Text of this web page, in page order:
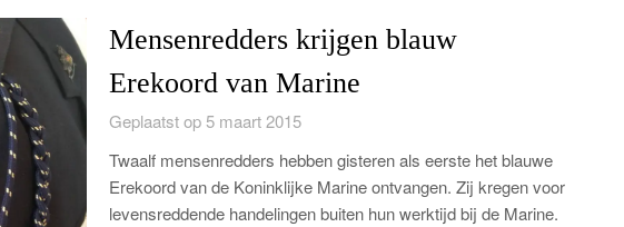
Mensenredders krijgen blauw
Erekoord van Marine
Geplaatst op 5 maart 2015
Twaalf mensenredders hebben gisteren als eerste het blauwe
Erekoord van de Koninklijke Marine ontvangen. Zij kregen voor
levensreddende handelingen buiten hun werktijd bij de Marine.